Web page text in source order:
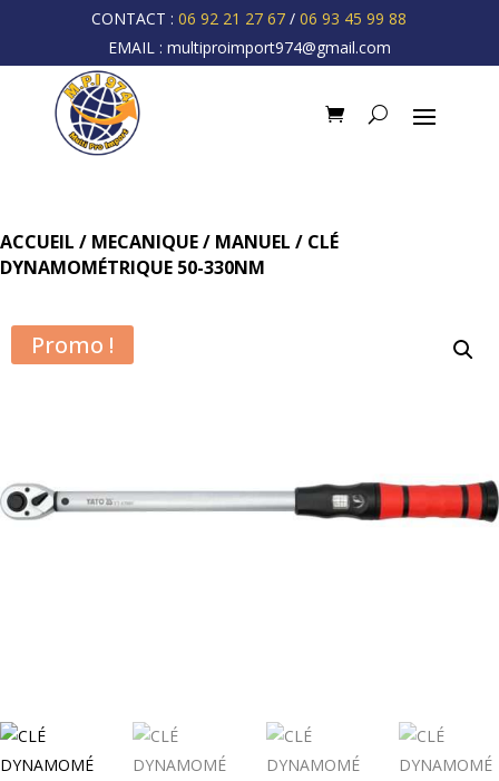
CONTACT :06 92 21 27 67 /06 93 45 99 88
EMAIL : multiproimport974@gmail.com
ACCUEIL / MECANIQUE/ MANUEL / CLÉ
DYNAMOMÉTRIQUE 50-330NM
Promo !